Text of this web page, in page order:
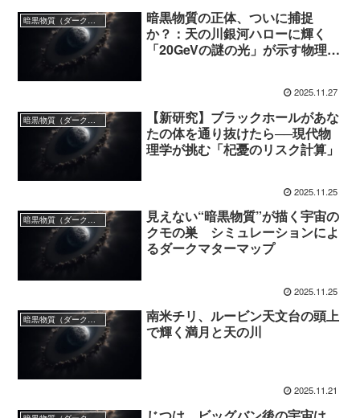
暗黒物質（ダークマター）
暗黒物質の正体、ついに捕捉
か？：天の川銀河ハローに輝く
「20GeVの謎の光」が示す物理学
2025.11.27
暗黒物質（ダークマター）
【新研究】ブラックホールがあな
たの体を通り抜けたら──現代物
理学が挑む「杞憂のリスク計算」
2025.11.25
暗黒物質（ダークマター）
見えない“暗黒物質”が描く宇宙の
クモの巣 シミュレーションによ
るダークマターマップ
2025.11.25
南米チリ、ルービン天文台の頭上
で輝く満月と天の川
2025.11.21